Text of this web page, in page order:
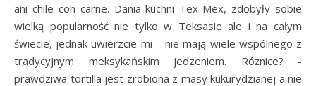
ani chile con carne. Dania kuchni Tex-Mex, zdobyły sobie
wielką popularność nie tylko w Teksasie ale i na całym
świecie, jednak uwierzcie mi – nie mają wiele wspólnego z
tradycyjnym meksykańskim jedzeniem. Różnice? -
prawdziwa tortilla jest zrobiona z masy kukurydzianej a nie